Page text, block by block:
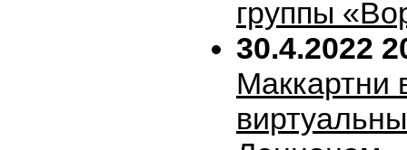
группы
30.4.2022
Маккартни